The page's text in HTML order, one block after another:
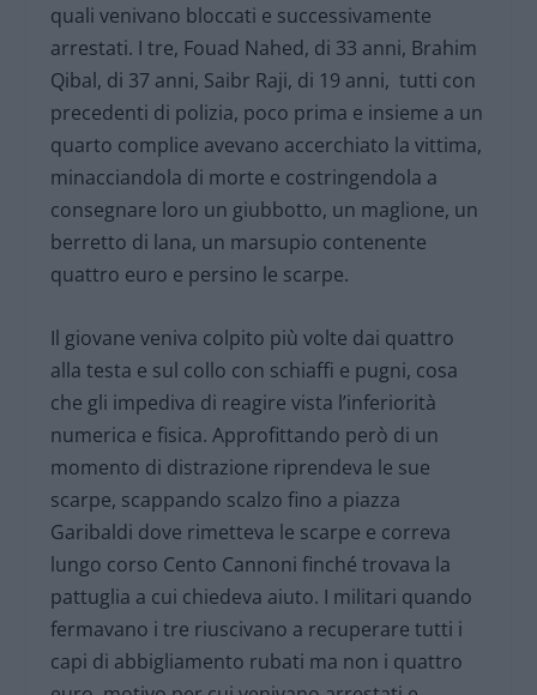
quali venivano bloccati e successivamente
arrestati. I tre, Fouad Nahed, di 33 anni, Brahim
Qibal, di 37 anni, Saibr Raji, di 19 anni, tutti con
precedenti di polizia, poco prima e insieme a un
quarto complice avevano accerchiato la vittima,
minacciandola di morte e costringendola a
consegnare loro un giubbotto, un maglione, un
berretto di lana, un marsupio contenente
quattro euro e persino le scarpe.
Il giovane veniva colpito più volte dai quattro
alla testa e sul collo con schiaffi e pugni, cosa
che gli impediva di reagire vista l’inferiorità
numerica e fisica. Approfittando però di un
momento di distrazione riprendeva le sue
scarpe, scappando scalzo fino a piazza
Garibaldi dove rimetteva le scarpe e correva
lungo corso Cento Cannoni finché trovava la
pattuglia a cui chiedeva aiuto. I militari quando
fermavano i tre riuscivano a recuperare tutti i
capi di abbigliamento rubati ma non i quattro